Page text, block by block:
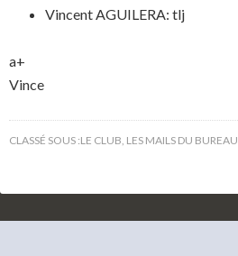
Vincent AGUILERA: tlj
a+
Vince
CLASSÉ SOUS :LE CLUB, LES MAILS DU BUREAU